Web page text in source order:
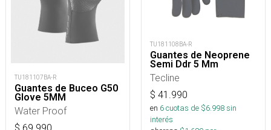
TU181107BA-R
Guantes de Buceo G50
Glove 5MM
Water Proof
TU181108BA-R
Guantes de Neoprene
Semi Ddr 5 Mm
Tecline
$ 41.990
en 6cuotas de $6.998sin
interés